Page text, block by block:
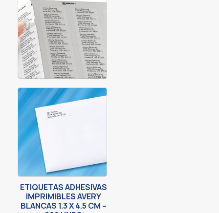
ETIQUETAS ADHESIVAS
IMPRIMIBLES AVERY
BLANCAS 1.3 X 4.5 CM –